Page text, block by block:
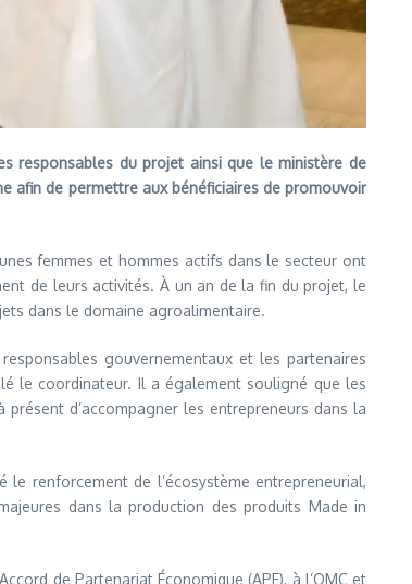
responsables du projet ainsi que le ministère de
afin de permettre aux bénéficiaires de promouvoir
femmes et hommes actifs dans le secteur ont
de leurs activités. À un an de la fin du projet, le
dans le domaine agroalimentaire.
gouvernementaux et les partenaires
le coordinateur. Il a également souligné que les
d’accompagner les entrepreneurs dans la
renforcement de l’écosystème entrepreneurial,
dans la production des produits Made in
de Partenariat Économique (APE), à l’OMC et